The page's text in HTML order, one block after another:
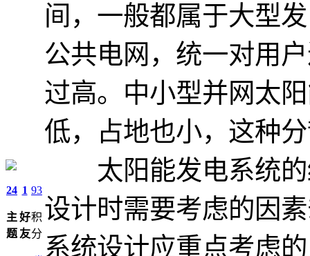
24
主
题
1
好
友
93
积
分
间，一般都属于大型
公共电网，统一对用
过高。中小型并网太
低，占地也小，这种
太阳能发电系统的
设计时需要考虑的因
系统设计应重点考虑